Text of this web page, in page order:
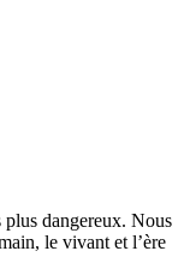
plus dangereux. Nous
le vivant et l’ère